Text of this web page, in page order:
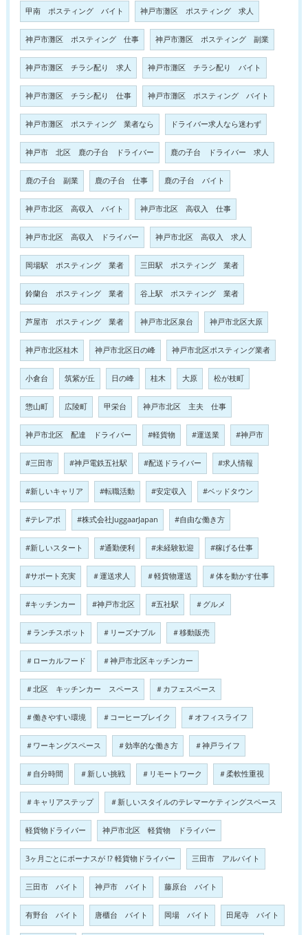
甲南 ポスティング バイト 神戸市灘区 ポスティング 求人
神戸市灘区 ポスティング 仕事 神戸市灘区 ポスティング 副業
神戸市灘区 チラシ配り 求人 神戸市灘区 チラシ配り バイト
神戸市灘区 チラシ配り 仕事 神戸市灘区 ポスティング バイト
神戸市灘区 ポスティング 業者なら ドライバー求人なら迷わず
神戸市 北区 鹿の子台 ドライバー 鹿の子台 ドライバー 求人
鹿の子台 副業 鹿の子台 仕事 鹿の子台 バイト
神戸市北区 高収入 バイト 神戸市北区 高収入 仕事
神戸市北区 高収入 ドライバー 神戸市北区 高収入 求人
岡場駅 ポスティング 業者 三田駅 ポスティング 業者
鈴蘭台 ポスティング 業者 谷上駅 ポスティング 業者
芦屋市 ポスティング 業者 神戸市北区泉台 神戸市北区大原
神戸市北区桂木 神戸市北区日の峰 神戸市北区ポスティング業者
小倉台 筑紫が丘 日の峰 桂木 大原 松が枝町
惣山町 広陵町 甲栄台 神戸市北区 主夫 仕事
神戸市北区 配達 ドライバー #軽貨物 #運送業 #神戸市
#三田市 #神戸電鉄五社駅 #配送ドライバー #求人情報
#新しいキャリア #転職活動 #安定収入 #ベッドタウン
#テレアポ #株式会社JuggaarJapan #自由な働き方
#新しいスタート #通勤便利 #未経験歓迎 #稼げる仕事
#サポート充実 ＃運送求人 ＃軽貨物運送 ＃体を動かす仕事
#キッチンカー #神戸市北区 #五社駅 ＃グルメ
＃ランチスポット ＃リーズナブル ＃移動販売
＃ローカルフード ＃神戸市北区キッチンカー
＃北区 キッチンカー スペース ＃カフェスペース
＃働きやすい環境 ＃コーヒーブレイク ＃オフィスライフ
＃ワーキングスペース ＃効率的な働き方 ＃神戸ライフ
＃自分時間 ＃新しい挑戦 ＃リモートワーク ＃柔軟性重視
＃キャリアステップ ＃新しいスタイルのテレマーケティングスペース
軽貨物ドライバー 神戸市北区 軽貨物 ドライバー
3ヶ月ごとにボーナスが !? 軽貨物ドライバー 三田市 アルバイト
三田市 バイト 神戸市 バイト 藤原台 バイト
有野台 バイト 唐櫃台 バイト 岡場 バイト 田尾寺 バイト